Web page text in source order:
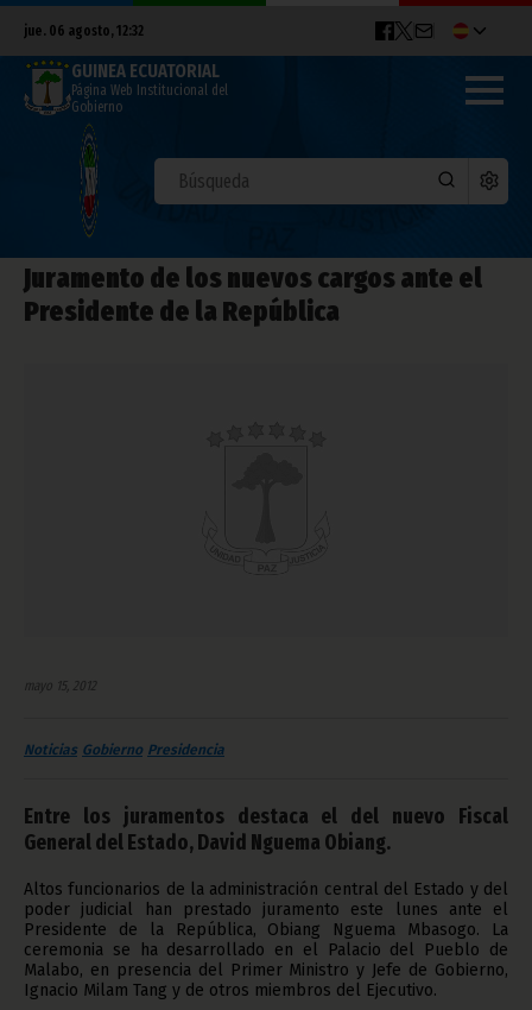
jue. 06 agosto, 12:32
GUINEA ECUATORIAL
Página Web Institucional del
Gobierno
Juramento de los nuevos cargos ante el
Presidente de la República
mayo 15, 2012
Noticias Gobierno Presidencia
Entre los juramentos destaca el del nuevo Fiscal
General del Estado, David Nguema Obiang.
Altos funcionarios de la administración central del Estado y del
poder judicial han prestado juramento este lunes ante el
Presidente de la República, Obiang Nguema Mbasogo. La
ceremonia se ha desarrollado en el Palacio del Pueblo de
Malabo, en presencia del Primer Ministro y Jefe de Gobierno,
Ignacio Milam Tang y de otros miembros del Ejecutivo.